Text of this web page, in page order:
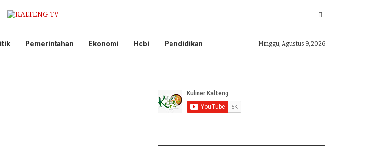
Pemerintahan Ekonomi Hobi Pendidikan Minggu, Agustus 9, 2026